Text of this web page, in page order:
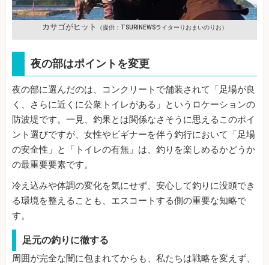
カサゴがヒット （提供：TSURINEWSライターりおまいのりお）
夜の部はポイントを変更
夜の部に選んだのは、コンクリートで舗装されて「足場が良
く、さらに近くに公衆トイレがある」というロケーションの
防波堤です。一見、釣果とは関係なさそうに思えるこのポイ
ント選びですが、女性やビギナーを伴う釣行において「足場
の安全性」と「トイレの有無」は、釣りを楽しめるかどうか
の最重要要素です。
冷え込みや体調の変化を気にせず、安心して釣りに没頭でき
る環境を整えることも、エスコートする側の重要な知略で
す。
足元の釣りに徹する
周囲が完全な闇に包まれてからも、私たちは戦略を変えず、